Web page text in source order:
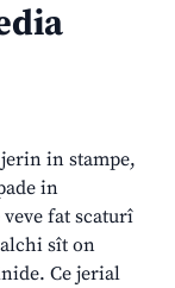
in stampe,
in
fat scaturî
sît on
Ce jerial